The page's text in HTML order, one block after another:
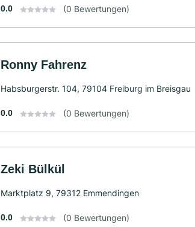
0.0 (0 Bewertungen)
Ronny Fahrenz
Habsburgerstr. 104, 79104 Freiburg im Breisgau
0.0 (0 Bewertungen)
Zeki Bülkül
Marktplatz 9, 79312 Emmendingen
0.0 (0 Bewertungen)